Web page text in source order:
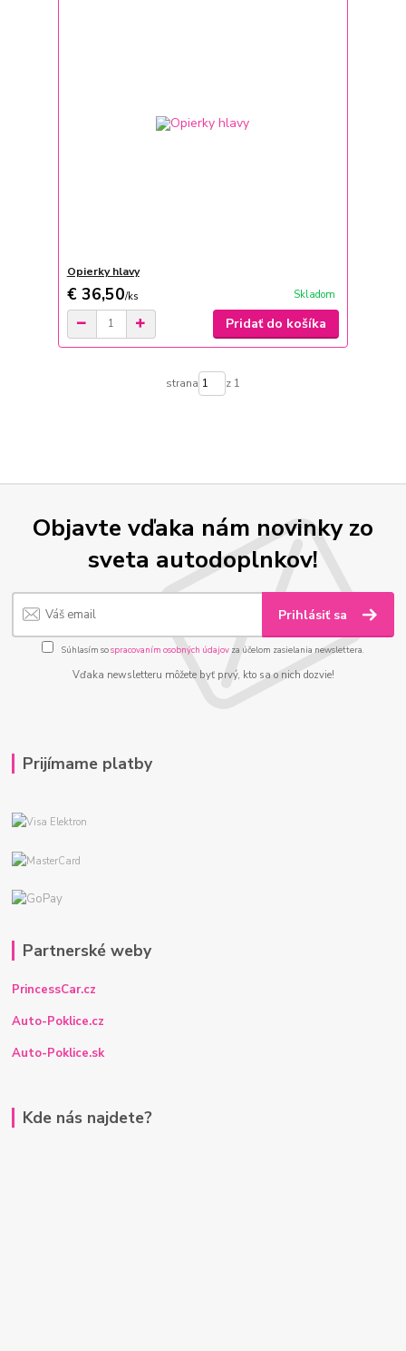
Opierky hlavy
€ 36,50/ks Skladom
Pridať do košíka
strana z 1
Objavte vďaka nám novinky zo
sveta autodoplnkov!
Prihlásiť sa
Súhlasím sospracovaním osobných údajov za účelom zasielania newslettera.
Vďaka newsletteru môžete byť prvý, kto sa o nich dozvie!
Prijímame platby
Partnerské weby
PrincessCar.cz
Auto-Poklice.cz
Auto-Poklice.sk
Kde nás najdete?